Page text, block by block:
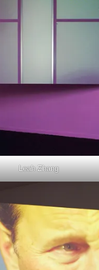
Leah Zhang